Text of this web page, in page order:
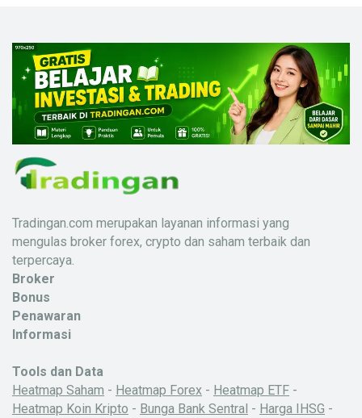
Tradingan.com merupakan layanan informasi yang
mengulas broker forex, crypto dan saham terbaik dan
terpercaya.
Broker
Bonus
Penawaran
Informasi
Tools dan Data
Heatmap Saham - Heatmap Forex - Heatmap ETF -
Heatmap Koin Kripto - Bunga Bank Sentral - Harga IHSG -